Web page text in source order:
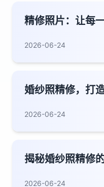
精修照片：让每
2026-06-24
婚纱照精修，打
2026-06-24
揭秘婚纱照精修
2026-06-24